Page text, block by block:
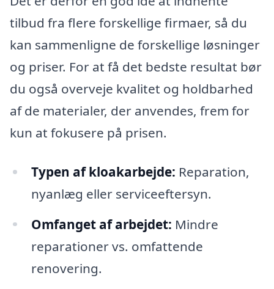
tilbud fra flere forskellige firmaer, så du
kan sammenligne de forskellige løsninger
og priser. For at få det bedste resultat bør
du også overveje kvalitet og holdbarhed
af de materialer, der anvendes, frem for
kun at fokusere på prisen.
Typen af kloakarbejde: Reparation,
nyanlæg eller serviceeftersyn.
Omfanget af arbejdet: Mindre
reparationer vs. omfattende
renovering.